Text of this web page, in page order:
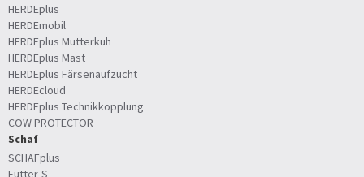
HERDEplus
HERDEmobil
HERDEplus Mutterkuh
HERDEplus Mast
HERDEplus Färsenaufzucht
HERDEcloud
HERDEplus Technikkopplung
COW PROTECTOR
Schaf
SCHAFplus
Futter-S